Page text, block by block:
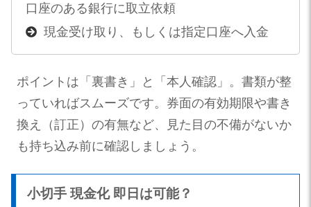
口座のある銀行に取立依頼
現金受け取り、もしくは指定口座へ入金
ポイントは「裏書き」と「本人確認」。書類が整
っていればスムーズです。券面の有効期限や書き
換え（訂正）の有無など、見た目の不備がないか
も持ち込み前に確認しましょう。
小切手 現金化 即日は可能？